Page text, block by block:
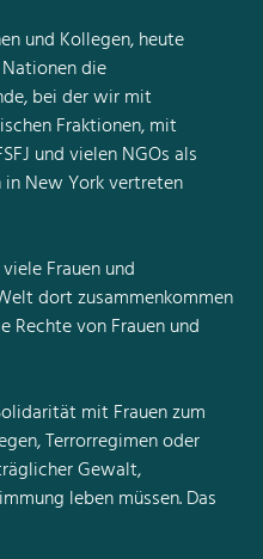
und Kollegen, heute
die
bei der wir mit
Fraktionen, mit
und vielen NGOs als
New York vertreten
Frauen und
dort zusammenkommen
Rechte von Frauen und
mit Frauen zum
Terrorregimen oder
Gewalt,
leben müssen. Das